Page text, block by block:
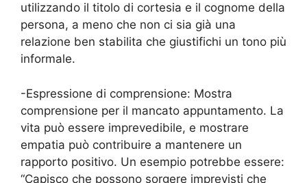
utilizzando il titolo di cortesia e il cognome della
persona, a meno che non ci sia già una
relazione ben stabilita che giustifichi un tono più
informale.
-Espressione di comprensione: Mostra
comprensione per il mancato appuntamento. La
vita può essere imprevedibile, e mostrare
empatia può contribuire a mantenere un
rapporto positivo. Un esempio potrebbe essere:
“Capisco che possono sorgere imprevisti che